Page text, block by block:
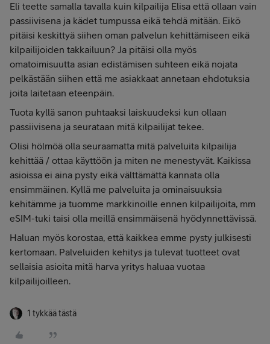
Eli teette samalla tavalla kuin kilpailija Elisa että ollaan vain
passiivisena ja kädet tumpussa eikä tehdä mitään. Eikö
pitäisi keskittyä siihen oman palvelun kehittämiseen eikä
kilpailijoiden takkailuun? Ja pitäisi olla myös
omatoimisuutta asian edistämisen suhteen eikä nojata
pelkästään siihen että me asiakkaat annetaan ehdotuksia
joita laitetaan eteenpäin.
Tuota kyllä sanon puhtaaksi laiskuudeksi kun ollaan
passiivisena ja seurataan mitä kilpailijat tekee.
Olisi hölmöä olla seuraamatta mitä palveluita kilpailija
kehittää / ottaa käyttöön ja miten ne menestyvät. Kaikissa
asioissa ei aina pysty eikä välttämättä kannata olla
ensimmäinen. Kyllä me palveluita ja ominaisuuksia
kehitämme ja tuomme markkinoille ennen kilpailijoita, mm
eSIM-tuki taisi olla meillä ensimmäisenä hyödynnettävissä.
Haluan myös korostaa, että kaikkea emme pysty julkisesti
kertomaan. Palveluiden kehitys ja tulevat tuotteet ovat
sellaisia asioita mitä harva yritys haluaa vuotaa
kilpailijoilleen.
1 tykkää tästä